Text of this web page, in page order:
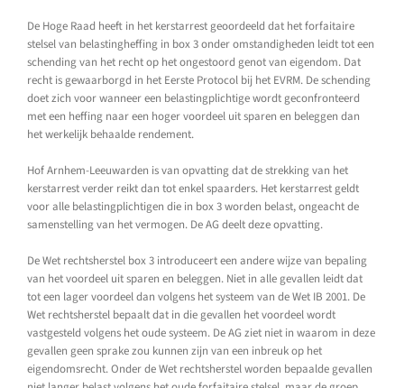
De Hoge Raad heeft in het kerstarrest geoordeeld dat het forfaitaire
stelsel van belastingheffing in box 3 onder omstandigheden leidt tot een
schending van het recht op het ongestoord genot van eigendom. Dat
recht is gewaarborgd in het Eerste Protocol bij het EVRM. De schending
doet zich voor wanneer een belastingplichtige wordt geconfronteerd
met een heffing naar een hoger voordeel uit sparen en beleggen dan
het werkelijk behaalde rendement.
Hof Arnhem-Leeuwarden is van opvatting dat de strekking van het
kerstarrest verder reikt dan tot enkel spaarders. Het kerstarrest geldt
voor alle belastingplichtigen die in box 3 worden belast, ongeacht de
samenstelling van het vermogen. De AG deelt deze opvatting.
De Wet rechtsherstel box 3 introduceert een andere wijze van bepaling
van het voordeel uit sparen en beleggen. Niet in alle gevallen leidt dat
tot een lager voordeel dan volgens het systeem van de Wet IB 2001. De
Wet rechtsherstel bepaalt dat in die gevallen het voordeel wordt
vastgesteld volgens het oude systeem. De AG ziet niet in waarom in deze
gevallen geen sprake zou kunnen zijn van een inbreuk op het
eigendomsrecht. Onder de Wet rechtsherstel worden bepaalde gevallen